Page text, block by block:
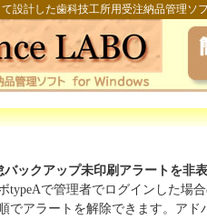
設計した歯科技工所用受注納品管理ソ
バックアップ未印刷アラートを非
typeAで管理者でログインした場
でアラートを解除できます。ア